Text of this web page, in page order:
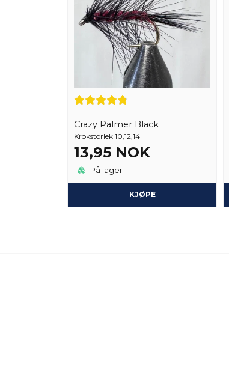
Crazy Palmer Black
Krokstorlek 10,12,14
13,95 NOK
På lager
KJØPE